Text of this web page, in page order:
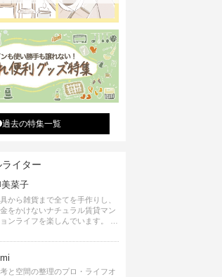
過去の特集一覧
イター
菜子
から雑貨まで全てを手作りし、
をかけないナチュラル賃貸マン
ンライフを楽しんでいます。 ハ
書も出版、また様々なメディア
も執筆しています。
と空間の整理のプロ・ライフオ